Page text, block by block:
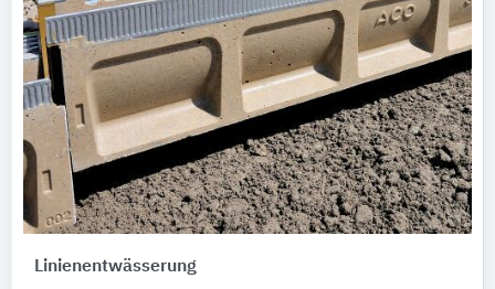
Linienentwässerung